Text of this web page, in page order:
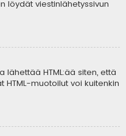
löydät viestinlähetyssivun
lähettää HTML:ää siten, että
HTML-muotoilut voi kuitenkin